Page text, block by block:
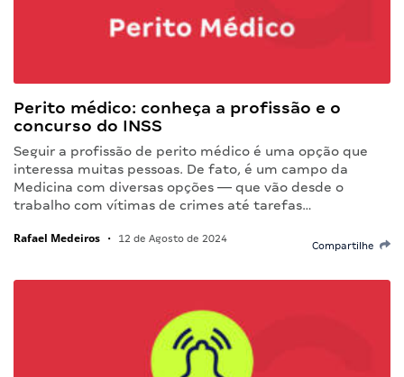
Perito médico: conheça a profissão e o
concurso do INSS
Seguir a profissão de perito médico é uma opção que
interessa muitas pessoas. De fato, é um campo da
Medicina com diversas opções — que vão desde o
trabalho com vítimas de crimes até tarefas…
Rafael Medeiros • 12 de Agosto de 2024
Compartilhe